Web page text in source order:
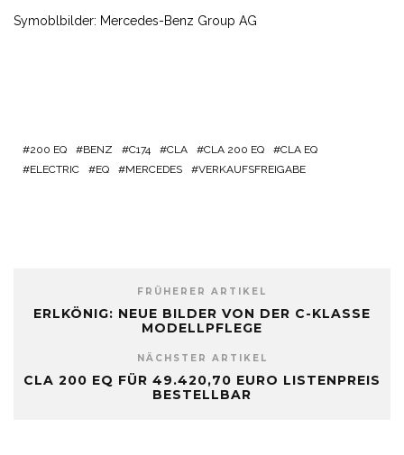
Symoblbilder: Mercedes-Benz Group AG
200 EQ BENZ C174 CLA CLA 200 EQ
CLA EQ
ELECTRIC
EQ MERCEDES VERKAUFSFREIGABE
FRÜHERER ARTIKEL
ERLKÖNIG: NEUE BILDER VON DER C-KLASSE
MODELLPFLEGE
NÄCHSTER ARTIKEL
CLA 200 EQ FÜR 49.420,70 EURO LISTENPREIS
BESTELLBAR